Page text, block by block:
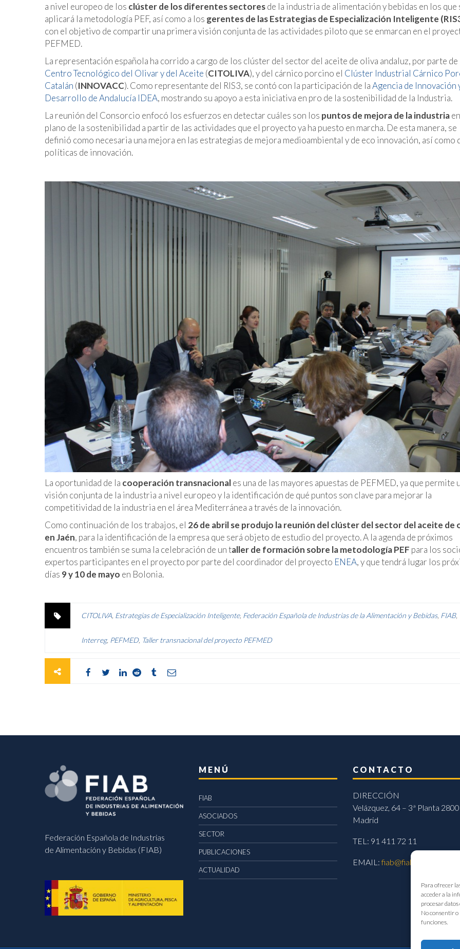
Para ofrecer
acceder a la
procesar
No consentir
funciones.
a nivel europeo de los clúster de los diferentes sectoresde la industria de alimentación y bebidas en los que
aplicará la metodología PEF, así como a los gerentes de las Estrategias de Especialización Inteligente
con el objetivo de compartir una primera visión conjunta de las actividades piloto que se enmarcan en el
PEFMED.
La representación española ha corrido a cargo de los clúster del sector del aceite de oliva andaluz, por parte de
Centro Tecnológico del Olivar y del Aceite (CITOLIVA), y del cárnico porcino el Clúster Industrial Cárnico
Catalán (INNOVACC). Como representante del RIS3, se contó con la participación de laAgencia de Innovación
Desarrollo de Andalucía IDEA, mostrando su apoyo a esta iniciativa en pro de la sostenibilidad de la Industria.
La reunión del Consorcio enfocó los esfuerzos en detectar cuáles son los puntos de mejora de la industria
plano de la sostenibilidad a partir de las actividades que el proyecto ya ha puesto en marcha. De esta manera, se
definió como necesaria una mejora en las estrategias de mejora medioambiental y de eco innovación, así como
políticas de innovación.
La oportunidad de la cooperación transnacionales una de las mayores apuestas de PEFMED, ya que permite
visión conjunta de la industria a nivel europeo y la identificación de qué puntos son clave para mejorar la
competitividad de la industria en el área Mediterránea a través de la innovación.
Como continuación de los trabajos, el 26 de abril se produjo la reunión del clúster del sector del aceite de
en Jaén, para la identificación de la empresa que será objeto de estudio del proyecto. A la agenda de próximos
encuentros también se suma la celebración de un taller de formación sobre la metodología PEF para los
expertos participantes en el proyecto por parte del coordinador del proyecto ENEA, y que tendrá lugar los
días 9 y 10 de mayo en Bolonia.
CITOLIVA Estrategias de Especialización Inteligente, Federación Española de Industrias de la Alimentación y Bebidas, FIAB,
Interreg, PEFMED, Taller transnacional del proyecto PEFMED
Federación Española de Industrias
de Alimentación y Bebidas (FIAB)
MENÚ
FIAB
ASOCIADOS
SECTOR
PUBLICACIONES
ACTUALIDAD
CONTACTO
DIRECCIÓN
Velázquez, 64 – 3ª Planta
Madrid
TEL: 91 411 72 11
EMAIL:fiab@fiab.es